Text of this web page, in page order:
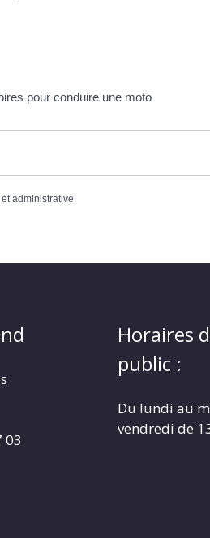
pour conduire une moto
administrative
03
Horaires
public :
Du lundi au
vendredi de